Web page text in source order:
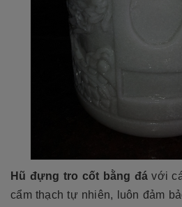
Hũ đựng tro cốt bằng đá với
cẩm thạch tự nhiên, luôn đảm